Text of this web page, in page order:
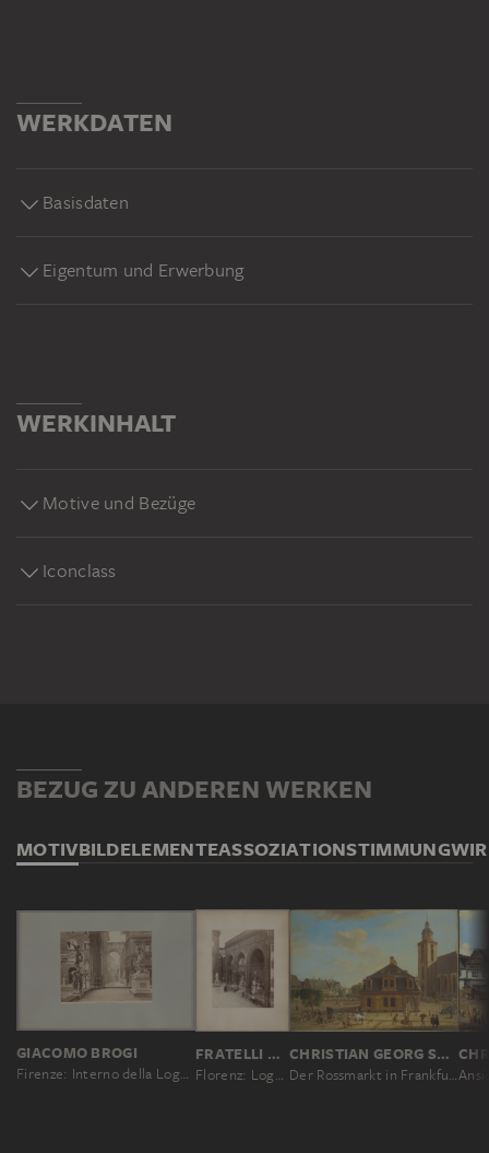
WERKDATEN
Basisdaten
Eigentum und Erwerbung
WERKINHALT
Motive und Bezüge
Iconclass
BEZUG ZU ANDEREN WERKEN
MOTIVBILDELEMENTEASSOZIATIONSTIMMUNG
GIACOMO BROGI
Firenze: Interno della Loggia de'Lanzi, No. 4300
FRATELLI ALINARI, LEOPOLDO ALINARI, ROMUALDO ALINARI, GIUSEPPE ALINARI
Florenz: Loggia dei Lanzi
CHRISTIAN GEORG SCHÜTZ D. Ä.
Der Rossmarkt in Frankfurt